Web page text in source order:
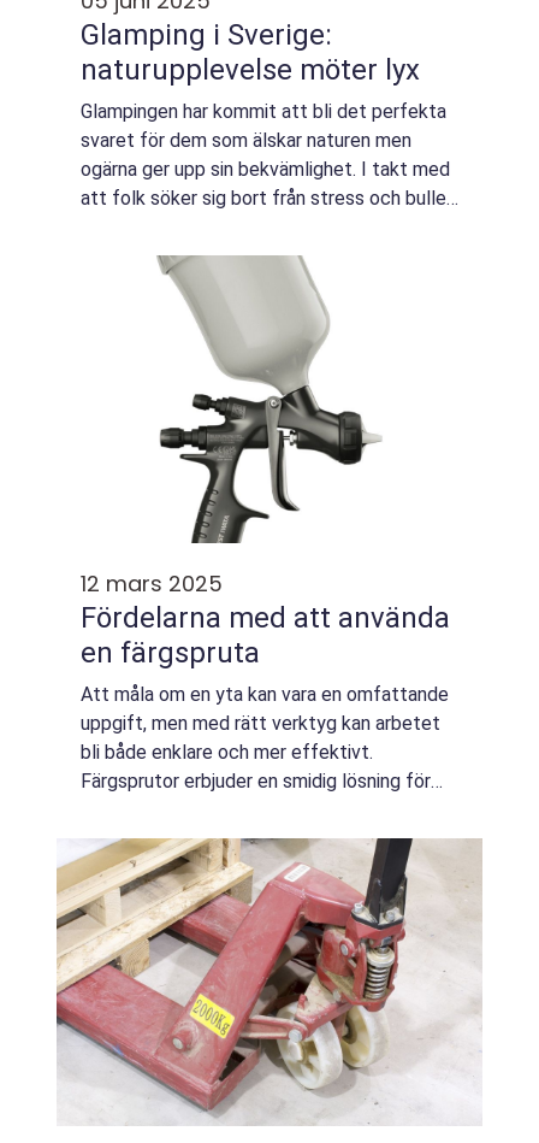
Glamping i Sverige:
naturupplevelse möter lyx
Glampingen har kommit att bli det perfekta
svaret för dem som älskar naturen men
ogärna ger upp sin bekvämlighet. I takt med
att folk söker sig bort från stress och buller
12 mars 2025
Fördelarna med att använda
en färgspruta
Att måla om en yta kan vara en omfattande
uppgift, men med rätt verktyg kan arbetet
bli både enklare och mer effektivt.
Färgsprutor erbjuder en smidig lösning för
yta,...